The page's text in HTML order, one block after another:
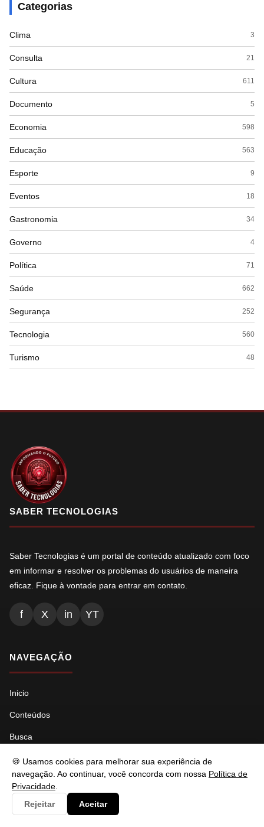
🍪 Usamos cookies para melhorar sua experiência de
navegação. Ao continuar, você concorda com nossa Política de
Privacidade
Rejeitar
Aceitar
Categorias
Clima 3
Consulta 21
Cultura 611
Documento 5
Economia 598
Educação 563
Esporte 9
Eventos 18
Gastronomia 34
Governo 4
Política 71
Saúde 662
Segurança 252
Tecnologia 560
Turismo 48
SABER TECNOLOGIAS
Saber Tecnologias é um portal de conteúdo atualizado com foco
em informar e resolver os problemas do usuários de maneira
eficaz. Fique à vontade para entrar em contato.
f X in YT
NAVEGAÇÃO
Inicio
Conteúdos
Busca
Ads.txt
Llms.txt
Robots.txt